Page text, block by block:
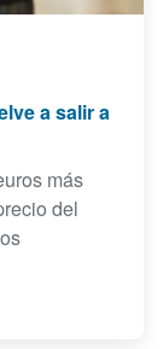
a salir a
más
del